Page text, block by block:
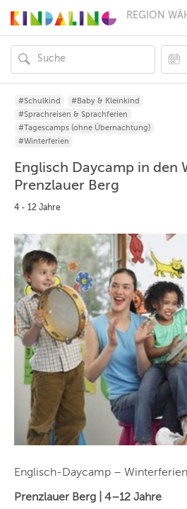
REGION
MÜNCHEN
HAMBURG
FRANKFURT
KÖLN
ESSEN
DRESDEN
REGIONEN
#Schulkind
#Baby & Kleinkind
#Sprachreisen & Sprachferien
#Tagescamps (ohne Übernachtung)
#Winterferien
Englisch Daycamp in den
Prenzlauer Berg
4 - 12 Jahre
Englisch-Daycamp –
Prenzlauer Berg | 4–12 Jahre